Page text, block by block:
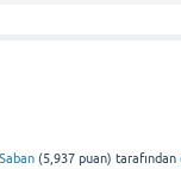
(5,937 puan) tarafından